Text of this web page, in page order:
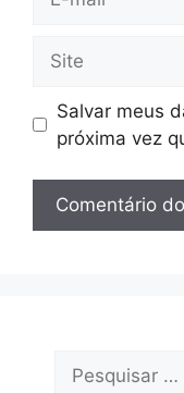
mail
Salvar meus
próxima vez
Pesquisar